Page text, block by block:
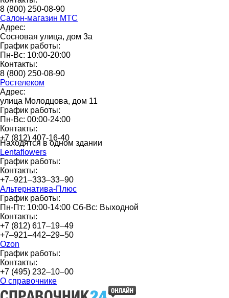
8 (800) 250-08-90
Салон-магазин МТС
Адрес:
Сосновая улица, дом 3а
График работы:
Пн-Вс: 10:00-20:00
Контакты:
8 (800) 250-08-90
Ростелеком
Адрес:
улица Молодцова, дом 11
График работы:
Пн-Вс: 00:00-24:00
Контакты:
+7 (812) 407-16-40
Находятся в одном здании
Lentaflowers
График работы:
Контакты:
+7‒921‒333‒33‒90
Альтернатива-Плюс
График работы:
Пн-Пт: 10:00-14:00 Сб-Вс: Выходной
Контакты:
+7 (812) 617‒19‒49
+7‒921‒442‒29‒50
Ozon
График работы:
Контакты:
+7 (495) 232‒10‒00
О справочнике